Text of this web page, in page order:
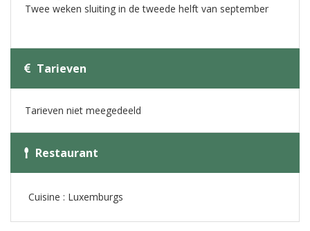
Twee weken sluiting in de tweede helft van september
Tarieven
Tarieven niet meegedeeld
Restaurant
Cuisine : Luxemburgs